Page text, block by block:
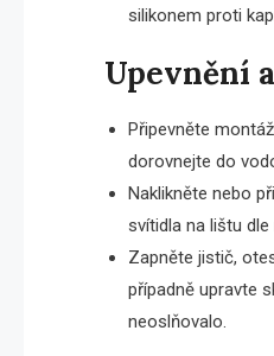
silikonem proti
Upevnění
Připevněte
dorovnejte do
Naklikněte nebo
svítidla na lištu
Zapněte jistič,
případně upravte
neoslňovalo.